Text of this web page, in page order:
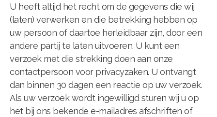
U heeft altijd het recht om de gegevens die wij
(laten) verwerken en die betrekking hebben op
uw persoon of daartoe herleidbaar zijn, door een
andere partij te laten uitvoeren. U kunt een
verzoek met die strekking doen aan onze
contactpersoon voor privacyzaken. U ontvangt
dan binnen 30 dagen een reactie op uw verzoek.
Als uw verzoek wordt ingewilligd sturen wij u op
het bij ons bekende e-mailadres afschriften of